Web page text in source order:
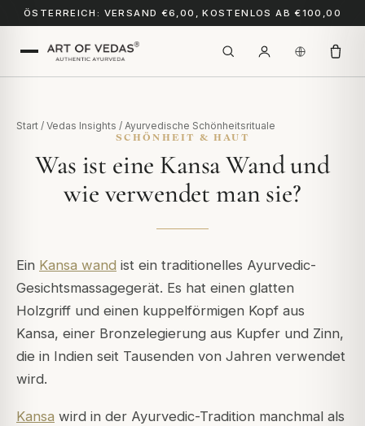
ÖSTERREICH: VERSAND €6,00, KOSTENLOS AB €100,00
Start / Vedas Insights / Ayurvedische Schönheitsrituale
SCHÖNHEIT & HAUT
Was ist eine Kansa Wand und
wie verwendet man sie?
Ein Kansa wand ist ein traditionelles Ayurvedic-
Gesichtsmassagegerät. Es hat einen glatten
Holzgriff und einen kuppelförmigen Kopf aus
Kansa, einer Bronzelegierung aus Kupfer und Zinn,
die in Indien seit Tausenden von Jahren verwendet
wird.
Kansa wird in der Ayurvedic-Tradition manchmal als